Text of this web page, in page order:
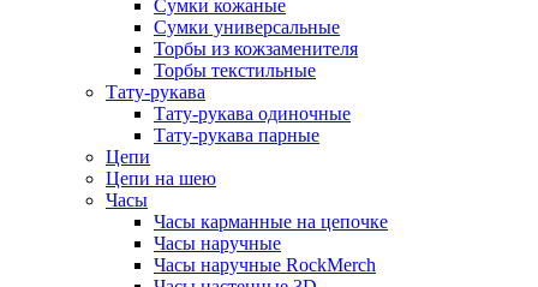
Сумки кожаные
Сумки универсальные
Торбы из кожзаменителя
Торбы текстильные
Тату-рукава
Тату-рукава одиночные
Тату-рукава парные
Цепи
Цепи на шею
Часы
Часы карманные на цепочке
Часы наручные
Часы наручные RockMerch